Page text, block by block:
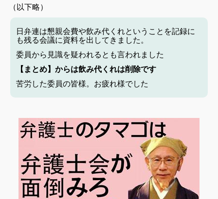
（以下略）
日弁連は懇親会費や飲み代くれということを記録に
も残る会議に資料を出してきました。
委員から見識を疑われるとも言われました
【まとめ】からは飲み代くれは削除です
苦労した委員の皆様。お疲れ様でした